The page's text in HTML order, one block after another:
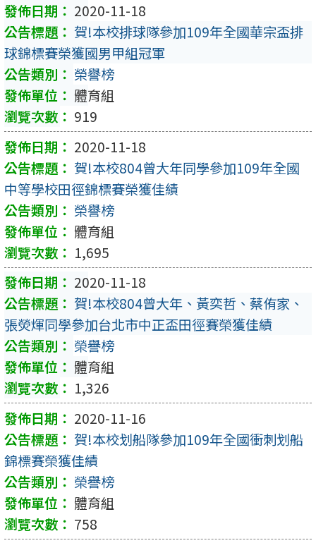
2020-11-18
賀!本校排球隊參加109年全國華宗盃排
球錦標賽榮獲國男甲組冠軍
榮譽榜
體育組
919
2020-11-18
賀!本校804曾大年同學參加109年全國
中等學校田徑錦標賽榮獲佳績
榮譽榜
體育組
1,695
2020-11-18
賀!本校804曾大年、黃奕哲、蔡侑家、
張熒煇同學參加台北市中正盃田徑賽榮獲佳績
榮譽榜
體育組
1,326
2020-11-16
賀!本校划船隊參加109年全國衝刺划船
錦標賽榮獲佳績
榮譽榜
體育組
758